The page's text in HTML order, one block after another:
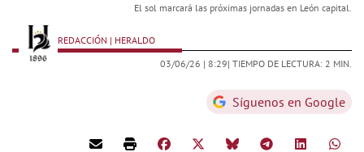
El sol marcará las próximas jornadas en León capital.
REDACCIÓN | HERALDO
03/06/26 | 8:29| TIEMPO DE LECTURA: 2 MIN.
Síguenos en Google